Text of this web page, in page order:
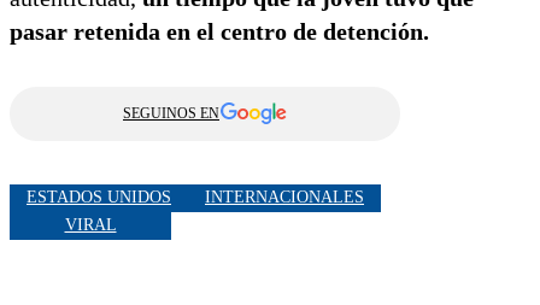
pasar retenida en el centro de detención.
SEGUINOS EN
ESTADOS UNIDOS
INTERNACIONALES
VIRAL